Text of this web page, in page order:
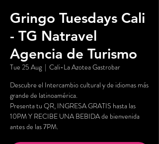
Gringo Tuesdays Cali
- TG Natravel
Agencia de Turismo
Tue 25 Aug
  |
Cali-La Azotea Gastrobar
Descubre el Intercambio cultural y de idiomas más
grande de latinoamérica.
Presenta tu QR, INGRESA GRATIS hasta las
10PM Y RECIBE UNA BEBIDA de bienvenida
antes de las 7PM.